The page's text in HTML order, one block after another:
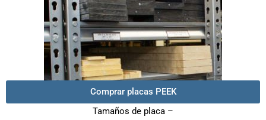
Comprar placas PEEK
Tamaños de placa –